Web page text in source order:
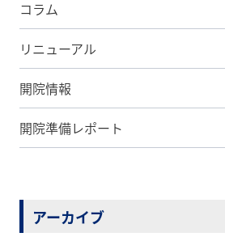
コラム
リニューアル
開院情報
開院準備レポート
アーカイブ